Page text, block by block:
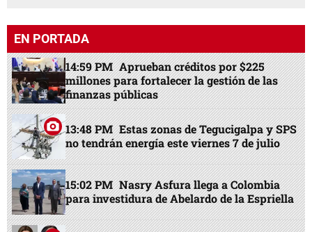
EN PORTADA
14:59 PM Aprueban créditos por $225
millones para fortalecer la gestión de las
finanzas públicas
13:48 PM Estas zonas de Tegucigalpa y SPS
no tendrán energía este viernes 7 de julio
15:02 PM Nasry Asfura llega a Colombia
para investidura de Abelardo de la Espriella